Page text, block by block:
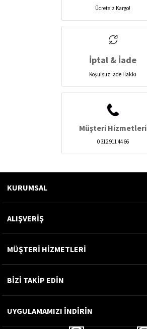
Ücretsiz Kargo!
İptal & İade
Koşulsuz İade Hakkı
Müşteri Hizmetleri
0 312 911 44 66
KURUMSAL
ALIŞVERİŞ
MÜŞTERİ HİZMETLERİ
BİZİ TAKİP EDİN
UYGULAMAMIZI İNDİRİN